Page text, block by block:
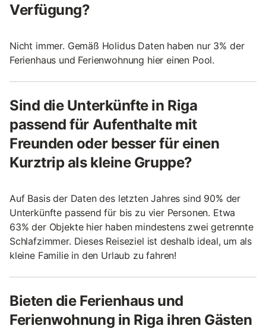
Verfügung?
Nicht immer. Gemäß Holidus Daten haben nur 3% der
Ferienhaus und Ferienwohnung hier einen Pool.
Sind die Unterkünfte in Riga
passend für Aufenthalte mit
Freunden oder besser für einen
Kurztrip als kleine Gruppe?
Auf Basis der Daten des letzten Jahres sind 90% der
Unterkünfte passend für bis zu vier Personen. Etwa
63% der Objekte hier haben mindestens zwei getrennte
Schlafzimmer. Dieses Reiseziel ist deshalb ideal, um als
kleine Familie in den Urlaub zu fahren!
Bieten die Ferienhaus und
Ferienwohnung in Riga ihren Gästen